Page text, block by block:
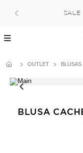
OUTLET BLUSAS
BLUSA